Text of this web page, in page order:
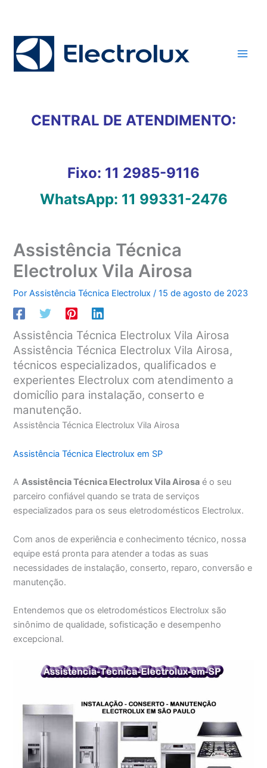
conteúdo
CENTRAL DE ATENDIMENTO:
Fixo: 11 2985-9116
WhatsApp: 11 99331-2476
Assistência Técnica
Electrolux Vila Airosa
PorAssistência Técnica Electrolux/15 de agosto de 2023
Assistência Técnica Electrolux Vila Airosa
Assistência Técnica Electrolux Vila Airosa,
técnicos especializados, qualificados e
experientes Electrolux com atendimento a
domicílio para instalação, conserto e
manutenção.
Assistência Técnica Electrolux Vila Airosa
Assistência Técnica Electrolux em SP
AAssistência Técnica Electrolux Vila Airosa é o seu
parceiro confiável quando se trata de serviços
especializados para os seus eletrodomésticos Electrolux.
Com anos de experiência e conhecimento técnico, nossa
equipe está pronta para atender a todas as suas
necessidades de instalação, conserto, reparo, conversão e
manutenção.
Entendemos que os eletrodomésticos Electrolux são
sinônimo de qualidade, sofisticação e desempenho
excepcional.